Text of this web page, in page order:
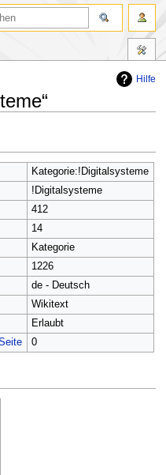
Hilfe
Kategorie:!Digitalsysteme
!Digitalsysteme
412
14
Kategorie
1226
de - Deutsch
Wikitext
Erlaubt
0